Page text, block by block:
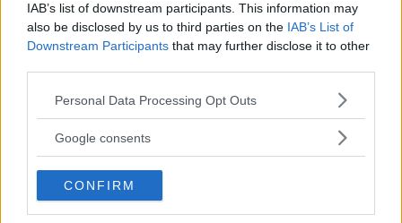
IAB’s list of downstream participants. This information may
also be disclosed by us to third parties on the IAB’s List of
Downstream Participants that may further disclose it to other
Please note that this website/app uses one or more Google
not limited to your visit or usage behaviour. You may click to
use your data for below specified purposes in below Google
consent section.
Personal Data Processing Opt Outs
Google consents
CONFIRM
Oppositionsrådet om miljonregnet:
"Ger oss en grundplåt"
POLITIK 15 april 2016 04.00